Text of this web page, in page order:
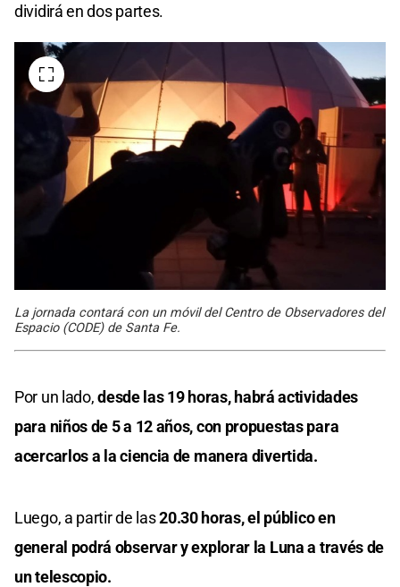
dividirá en dos partes.
La jornada contará con un móvil del Centro de Observadores del
Espacio (CODE) de Santa Fe.
Por un lado,desde las 19 horas, habrá actividades
para niños de 5 a 12 años, con propuestas para
acercarlos a la ciencia de manera divertida.
Luego, a partir de las20.30 horas, el público en
general podrá observar y explorar la Luna a través de
un telescopio.